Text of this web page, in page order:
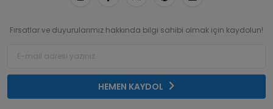
Fırsatlar ve duyurularımız hakkında bilgi sahibi olmak için kaydolun!
HEMEN KAYDOL